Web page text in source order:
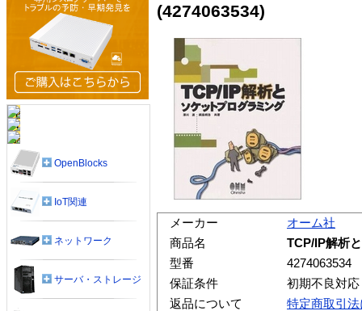
(4274063534)
メーカー
オーム社
商品名
TCP/IP解析
型番
4274063534
保証条件
初期不良対
返品について
特定商取引
OpenBlocks
IoT関連
ネットワーク
サーバ・ストレージ